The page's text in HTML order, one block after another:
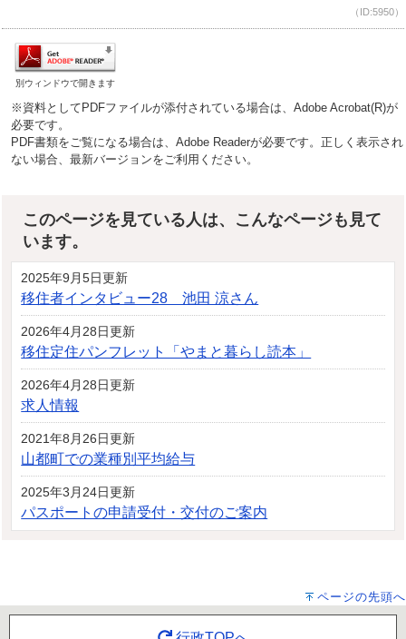
（ID:5950）
別ウィンドウで開きます
※資料としてPDFファイルが添付されている場合は、Adobe Acrobat(R)が
必要です。
PDF書類をご覧になる場合は、Adobe Readerが必要です。正しく表示され
ない場合、最新バージョンをご利用ください。
このページを見ている人は、こんなページも見て
います。
2025年9月5日更新
移住者インタビュー28 池田 涼さん
2026年4月28日更新
移住定住パンフレット「やまと暮らし読本」
2026年4月28日更新
求人情報
2021年8月26日更新
山都町での業種別平均給与
2025年3月24日更新
パスポートの申請受付・交付のご案内
ページの先頭へ